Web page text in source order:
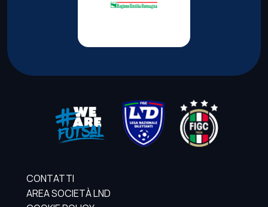
CONTATTI
AREA SOCIETÀ LND